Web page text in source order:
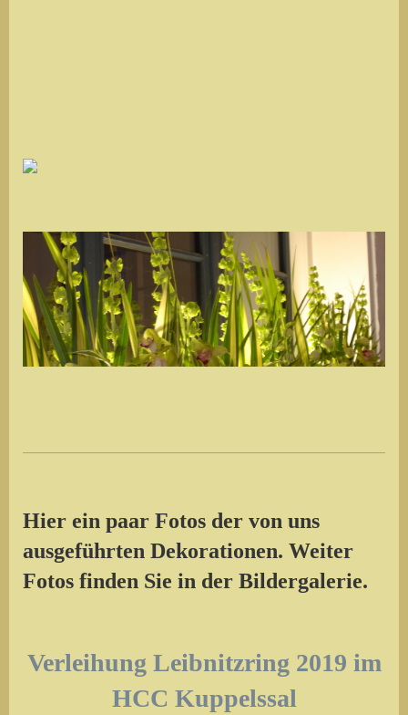
Hier ein paar Fotos der von uns
ausgeführten Dekorationen. Weiter
Fotos finden Sie in der Bildergalerie.
Verleihung Leibnitzring 2019 im
HCC Kuppelssal